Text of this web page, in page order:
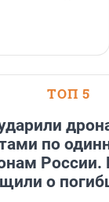
ТОП 5
по
России.
о